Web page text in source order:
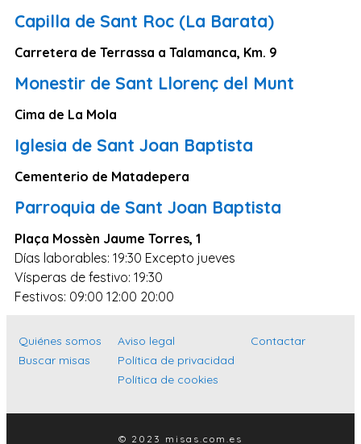
Zaragoza
Murcia
Vizcaya
Cádiz
Granada
Pontevedra
Huesca
Jaén
Badajoz
Capilla de Sant Roc (La Barata)
Carretera de Terrassa a Talamanca, Km. 9
Monestir de Sant Llorenç del Munt
Cima de La Mola
Iglesia de Sant Joan Baptista
Cementerio de Matadepera
Parroquia de Sant Joan Baptista
Plaça Mossèn Jaume Torres, 1
Días laborables: 19:30 Excepto jueves
Vísperas de festivo: 19:30
Festivos: 09:00 12:00 20:00
Quiénes somos
Buscar misas
Aviso legal
Política de privacidad
Política de cookies
Contactar
© 2023 misas.com.es